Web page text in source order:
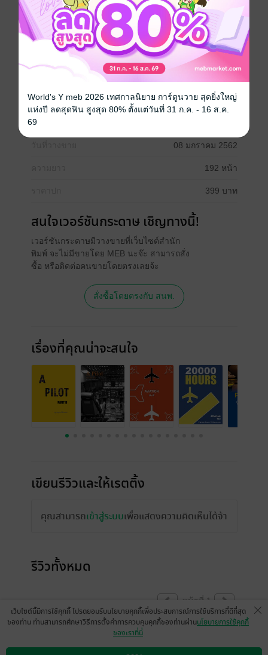
และลักษณะเฉพาะตัวที่ เหมาะสมหรือไม่เหมาะสมในการ
ที่จะตัดสินใจยึดอาชีพ “นักบิน พาณิชย์” รวมทั้งสาระความ
รู้เกี่ยวกับการเดินทางโดยเครื่องบิน หวังว่าจะเป็น
ประโยชน์และเพิ่มความมั่นใจให้กับทุกคนในการเดิน ทาง
ครั้งใหม่ครับ
ประเภทไฟล์
08 มกราคม 2562
192 หน้า
399 บาท
สนใจเวอร์ชันกระดาษ เชิญทางนี้!
เวอร์ชันกระดาษมีวางขายที่เว็บไซต์สำนัก
พิมพ์ จะไม่มีขายโดย MEB นะจ๊ะ สามารถสั่ง
ซื้อ หรือติดต่อคนขายโดยตรงเลยจ้ะ
สั่งซื้อโดยตรงกับ สนพ.
เรื่องที่คุณน่าจะสนใจ
เขียนรีวิวและให้เรตติ้ง
คุณสามารถเข้าสู่ระบบเพื่อแสดงความคิดเห็นได้จ้า
รีวิวทั้งหมด
หน้าที่ 1
เว็บไซต์นี้มีการใช้คุกกี้ โปรดยอมรับนโยบายคุกกี้เพื่อประสบการณ์การใช้บริการที่ดีที่สุด
ของท่าน ท่านสามารถศึกษาวิธีการตั้งค่าการควบคุมคุกกี้ของท่านผ่านนโยบายการใช้คุกกี้
ของเราที่นี่
World's Y meb 2026 เทศกาลนิยาย การ์ตูนวาย สุดยิ่งใหญ่
แห่งปี ลดสุดฟิน สูงสุด 80% ตั้งแต่วันที่ 31 ก.ค. - 16 ส.ค.
69